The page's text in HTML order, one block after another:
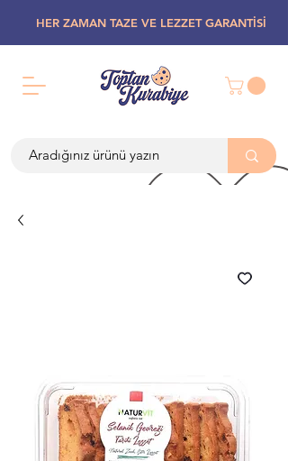
HER ZAMAN TAZE VE LEZZET GARANTİSİ